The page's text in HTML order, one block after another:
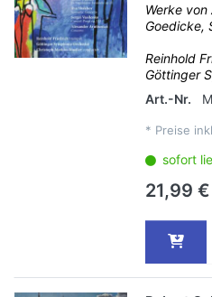
Werke von
Goedicke,
Reinhold
Göttinger
Art.-Nr.
* Preise
sofort
21,99